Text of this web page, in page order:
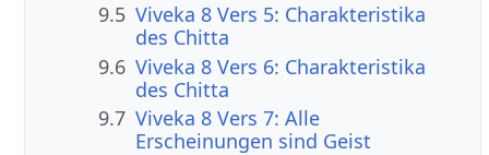
9.5 Viveka 8 Vers 5: Charakteristika
des Chitta
9.6 Viveka 8 Vers 6: Charakteristika
des Chitta
9.7 Viveka 8 Vers 7: Alle
Erscheinungen sind Geist